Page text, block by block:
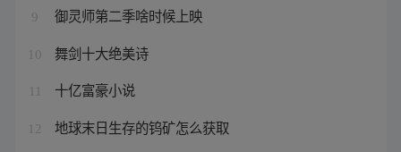
9 御灵师第二季啥时候上映
10 舞剑十大绝美诗
十亿富豪小说
12 地球末日生存的钨矿怎么获取